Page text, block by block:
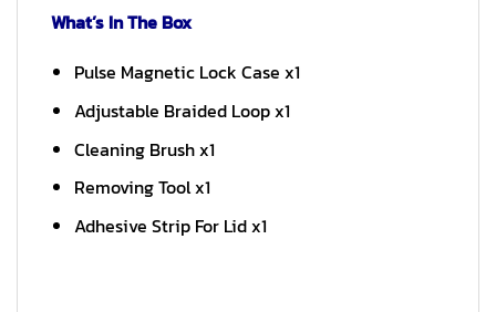
What’s In The Box
Pulse Magnetic Lock Case x1
Adjustable Braided Loop x1
Cleaning Brush x1
Removing Tool x1
Adhesive Strip For Lid x1